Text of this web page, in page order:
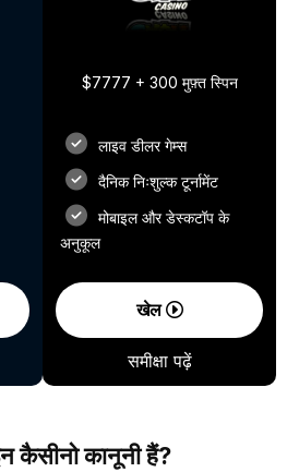
$7777 + 300 मुफ़्त स्पिन
लाइव डीलर गेम्स
दैनिक निःशुल्क टूर्नामेंट
मोबाइल और डेस्कटॉप के
अनुकूल
खेल
समीक्षा पढ़ें
कैसीनो कानूनी हैं?